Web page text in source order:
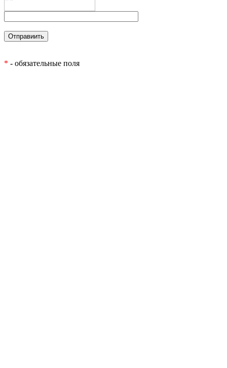
* - обязательные поля